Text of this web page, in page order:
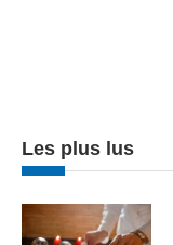
Les plus lus